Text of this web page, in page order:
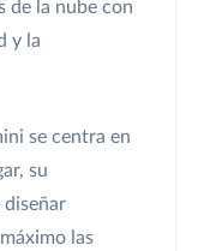
de la nube con
y la
se centra en
su
diseñar
las